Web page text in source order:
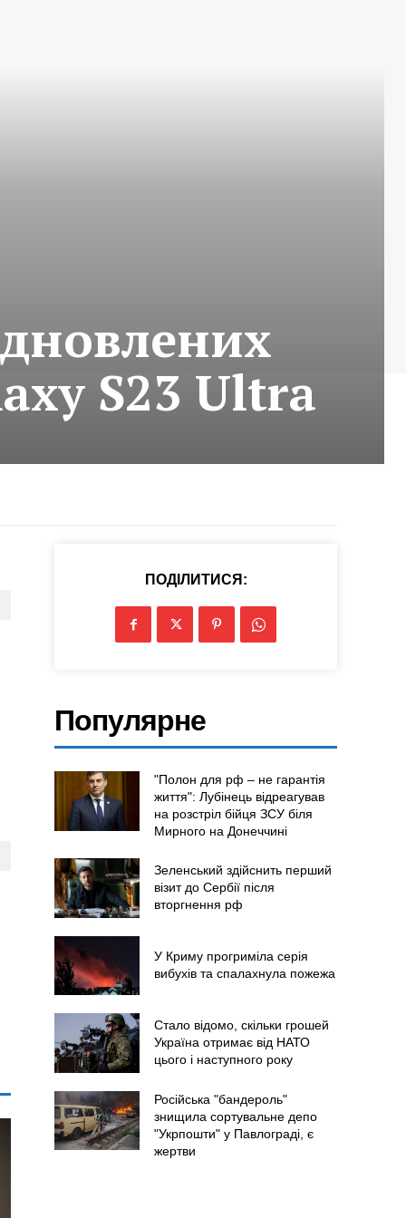
S23 Ultra
ПОДІЛИТИСЯ:
Популярне
"Полон для рф – не гарантія
життя": Лубінець відреагував
на розстріл бійця ЗСУ біля
Мирного на Донеччині
Зеленський здійснить перший
візит до Сербії після
вторгнення рф
У Криму прогриміла серія
вибухів та спалахнула пожежа
Стало відомо, скільки грошей
Україна отримає від НАТО
цього і наступного року
Російська "бандероль"
знищила сортувальне депо
"Укрпошти" у Павлограді, є
жертви